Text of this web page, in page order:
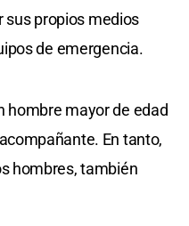
sus propios medios
de emergencia.
hombre mayor de edad
En tanto,
hombres, también